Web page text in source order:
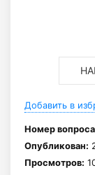
Добавить в
Номер
Опубликован:
Просмотров: